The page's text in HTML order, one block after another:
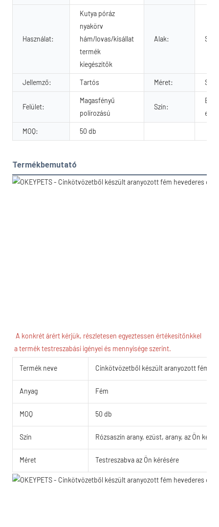
Használat:
Kutya póráz
nyakörv
hám/lovas/kisállat
termék
kiegészítők
Alak:
Jellemző: Tartós Méret:
Felület:
Magasfényű
polírozású
Szín:
MOQ: 50 db
Termékbemutató
A konkrét árért kérjük, részletesen egyeztessen értékesítőnkkel
a termék testreszabási igényei és mennyisége szerint.
Termék neve Cinkötvözetből készült aranyozott fém
Anyag Fém
MOQ 50 db
Szín Rózsaszín arany, ezüst, arany, az Ön
Méret Testreszabva az Ön kérésére